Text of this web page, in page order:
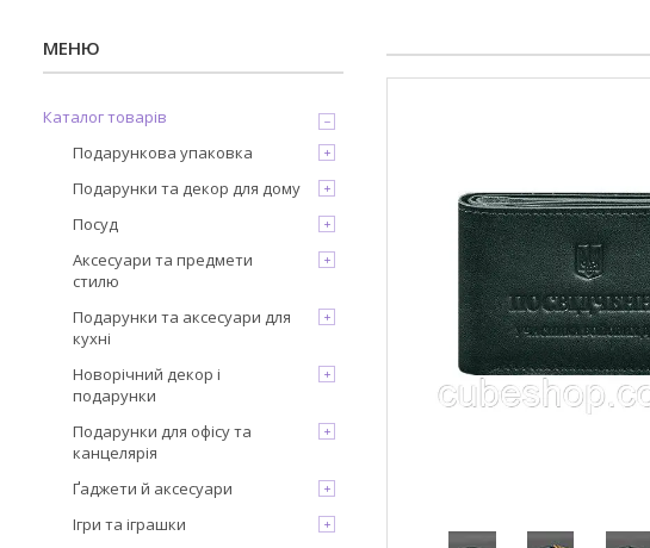
Каталог товарів
Подарункова упаковка
Подарунки та декор для дому
Посуд
Аксесуари та предмети
стилю
Подарунки та аксесуари для
кухні
Новорічний декор і
подарунки
Подарунки для офісу та
канцелярія
Ґаджети й аксесуари
Ігри та іграшки